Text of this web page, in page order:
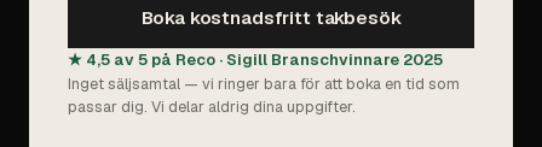
Boka kostnadsfritt takbesök
★ 4,5 av 5 på Reco · Sigill Branschvinnare 2025
Inget säljsamtal — vi ringer bara för att boka en tid som
passar dig. Vi delar aldrig dina uppgifter.